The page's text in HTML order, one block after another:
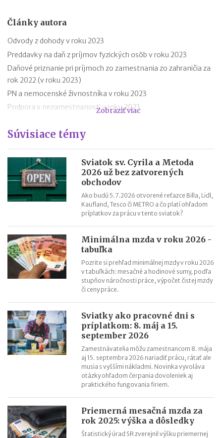
Články autora
Odvody z dohody v roku 2023
Preddavky na daň z príjmov fyzických osôb v roku 2023
Daňové priznanie pri príjmoch zo zamestnania zo zahraničia za
rok 2022 (v roku 2023)
PN a nemocenské živnostníka v roku 2023
Podpora v nezamestnanosti v roku 2023
Ročné zúčtovanie dane za rok 2022 (v roku 2023)
Výpočet čistej mzdy v roku 2023
Daňový bonus na dieťa od 1.1.2023 – príklady
Daňový bonus na dieťa od 1.1.2023
Zobraziť viac
Súvisiace témy
Sviatok sv. Cyrila a Metoda
2026 už bez zatvorených
obchodov
Ako budú 5.7.2026 otvorené reťazce Billa, Lidl,
Kaufland, Tesco či METRO a čo platí ohľadom
príplatkov za prácu v tento sviatok?
Minimálna mzda v roku 2026 -
tabuľka
Pozrite si prehľad minimálnej mzdy v roku 2026
v tabuľkách: mesačné a hodinové sumy, podľa
stupňov náročnosti práce, výpočet čistej mzdy
či ceny práce.
Sviatky ako pracovné dni s
príplatkom: 8. máj a 15.
september 2026
Zamestnávatelia môžu zamestnancom 8. mája
aj 15. septembra 2026 nariadiť prácu, rátať ale
musia s vyššími nákladmi. Novinka vyvoláva
otázky ohľadom čerpania dovoleniek aj
praktického fungovania firiem.
Priemerná mesačná mzda za
rok 2025: výška a dôsledky
Štatistický úrad SR zverejnil výšku priemernej